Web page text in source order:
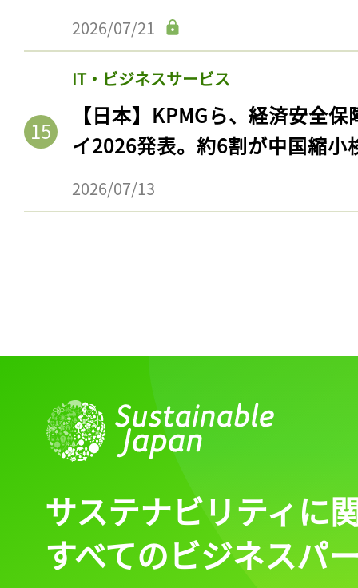
2026/07/21
IT・ビジネスサービス
【日本】KPMGら、経済安全
イ2026発表。約6割が中国縮小
2026/07/13
記事をお気に入りに
ログインが必
サステナビリティに
すべてのビジネスパ